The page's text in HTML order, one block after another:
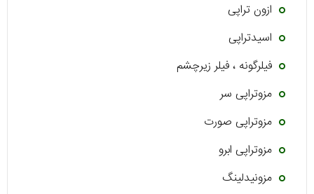
ازون تراپی
اسیدتراپی
‌فیلر‌گونه ، فیلر زیرچشم
مزوتراپی سر
مزوتراپی صورت
مزوتراپی ابرو
مزونیدلینگ